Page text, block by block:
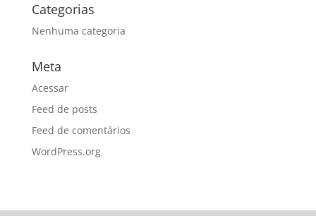
Categorias
Nenhuma categoria
Meta
Acessar
Feed de posts
Feed de comentários
WordPress.org